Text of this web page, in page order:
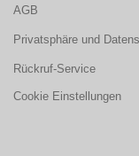
AGB
Privatsphäre und
Rückruf-Service
Cookie Einstellungen